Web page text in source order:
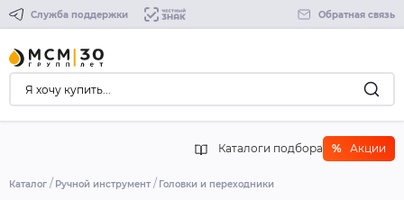
Служба поддержки Обратная связь
Каталоги подбора % Акции
Каталог Ручной инструмент Головки и переходники